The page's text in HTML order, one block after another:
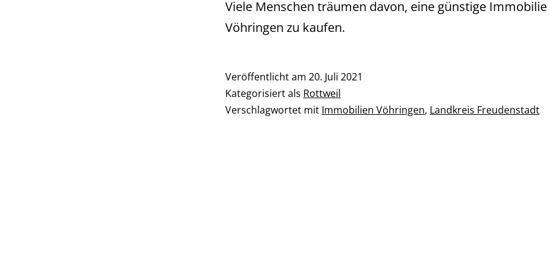
Viele Menschen träumen davon, eine günstige Immobilie
Vöhringen zu kaufen.
Veröffentlicht am 20. Juli 2021
Kategorisiert als Rottweil
Verschlagwortet mit Immobilien Vöhringen, Landkreis Freudenstadt